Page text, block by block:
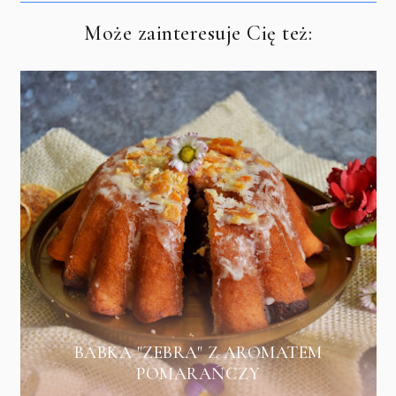
Może zainteresuje Cię też:
BABKA "ZEBRA" Z AROMATEM
POMARAŃCZY